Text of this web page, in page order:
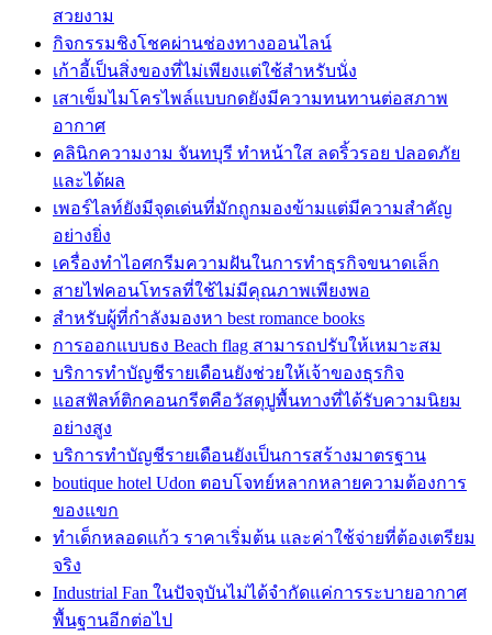
สวยงาม
กิจกรรมชิงโชคผ่านช่องทางออนไลน์
เก้าอี้เป็นสิ่งของที่ไม่เพียงแต่ใช้สำหรับนั่ง
เสาเข็มไมโครไพล์แบบกดยังมีความทนทานต่อสภาพ
อากาศ
คลินิกความงาม จันทบุรี ทำหน้าใส ลดริ้วรอย ปลอดภัย
และได้ผล
เพอร์ไลท์ยังมีจุดเด่นที่มักถูกมองข้ามแต่มีความสำคัญ
อย่างยิ่ง
เครื่องทำไอศกรีมความฝันในการทำธุรกิจขนาดเล็ก
สายไฟคอนโทรลที่ใช้ไม่มีคุณภาพเพียงพอ
สำหรับผู้ที่กำลังมองหา best romance books
การออกแบบธง Beach flag สามารถปรับให้เหมาะสม
บริการทำบัญชีรายเดือนยังช่วยให้เจ้าของธุรกิจ
แอสฟัลท์ติกคอนกรีตคือวัสดุปูพื้นทางที่ได้รับความนิยม
อย่างสูง
บริการทำบัญชีรายเดือนยังเป็นการสร้างมาตรฐาน
boutique hotel Udon ตอบโจทย์หลากหลายความต้องการ
ของแขก
ทำเด็กหลอดแก้ว ราคาเริ่มต้น และค่าใช้จ่ายที่ต้องเตรียม
จริง
Industrial Fan ในปัจจุบันไม่ได้จำกัดแค่การระบายอากาศ
พื้นฐานอีกต่อไป